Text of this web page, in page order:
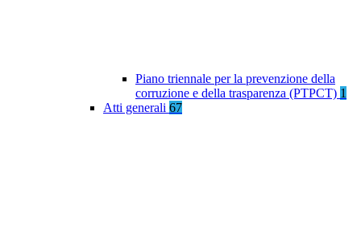
Piano triennale per la prevenzione della
corruzione e della trasparenza (PTPCT) 1
Atti generali 67